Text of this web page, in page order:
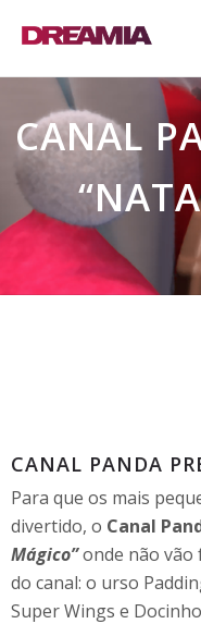
CANAL
CANAL PANDA
Para que os mais
divertido, o Canal
Mágico”onde não vão
do canal: o urso
Super Wings e